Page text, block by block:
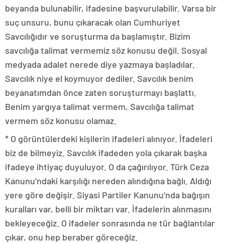
beyanda bulunabilir, ifadesine başvurulabilir. Varsa bir
suç unsuru, bunu çıkaracak olan Cumhuriyet
Savcılığıdır ve soruşturma da başlamıştır. Bizim
savcılığa talimat vermemiz söz konusu değil. Sosyal
medyada adalet nerede diye yazmaya başladılar.
Savcılık niye el koymuyor dediler. Savcılık benim
beyanatımdan önce zaten soruşturmayı başlattı.
Benim yargıya talimat vermem, Savcılığa talimat
vermem söz konusu olamaz.
* O görüntülerdeki kişilerin ifadeleri alınıyor. İfadeleri
biz de bilmeyiz. Savcılık ifadeden yola çıkarak başka
ifadeye ihtiyaç duyuluyor. O da çağırılıyor. Türk Ceza
Kanunu’ndaki karşılığı nereden alındığına bağlı. Aldığı
yere göre değişir. Siyasi Partiler Kanunu’nda bağışın
kuralları var, belli bir miktarı var. İfadelerin alınmasını
bekleyeceğiz. O ifadeler sonrasında ne tür bağlantılar
çıkar, onu hep beraber göreceğiz.